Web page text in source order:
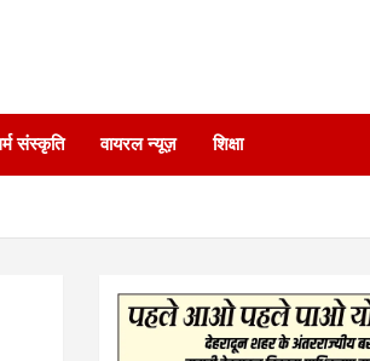
संस्कृति वायरल न्यूज़ शिक्षा